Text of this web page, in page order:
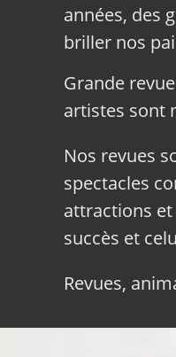
années, des
briller nos
Grande
artistes sont
Nos revues
spectacles
attractions
succès et
Revues,